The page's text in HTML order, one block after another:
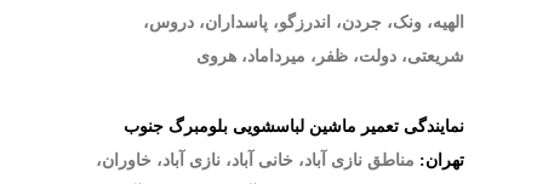
الهیه، ونک، جردن، اندرزگو، پاسداران، دروس،
شریعتی، دولت، ظفر، میرداماد، هروی
نمایندگی تعمیر ماشین لباسشویی بلومبرگ جنوب
تهران: مناطق نازی آباد، خانی آباد، نازی آباد، خاوران،